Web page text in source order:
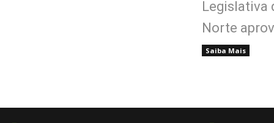
Legislativa
Norte
Saiba Mais